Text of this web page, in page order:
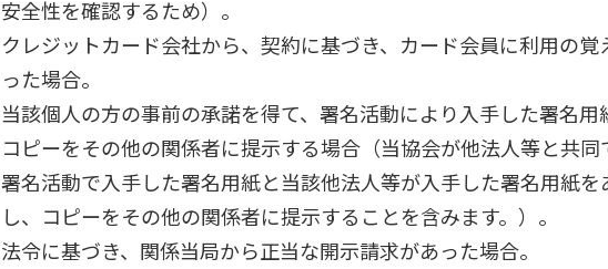
安全性を確認するため）。
クレジットカード会社から、契約に基づき、カード会員に利用の
った場合。
当該個人の方の事前の承諾を得て、署名活動により入手した署名用
コピーをその他の関係者に提示する場合（当協会が他法人等と共
署名活動で入手した署名用紙と当該他法人等が入手した署名用紙
し、コピーをその他の関係者に提示することを含みます。）。
法令に基づき、関係当局から正当な開示請求があった場合。